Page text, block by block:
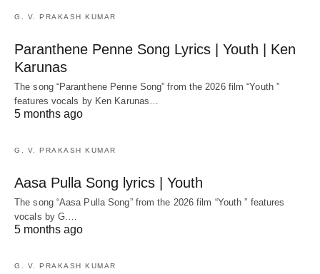
G. V. PRAKASH KUMAR
Paranthene Penne Song Lyrics | Youth | Ken
Karunas
The song “Paranthene Penne Song” from the 2026 film “Youth ”
features vocals by Ken Karunas…
5 months ago
G. V. PRAKASH KUMAR
Aasa Pulla Song lyrics | Youth
The song “Aasa Pulla Song” from the 2026 film “Youth ” features
vocals by G.…
5 months ago
G. V. PRAKASH KUMAR